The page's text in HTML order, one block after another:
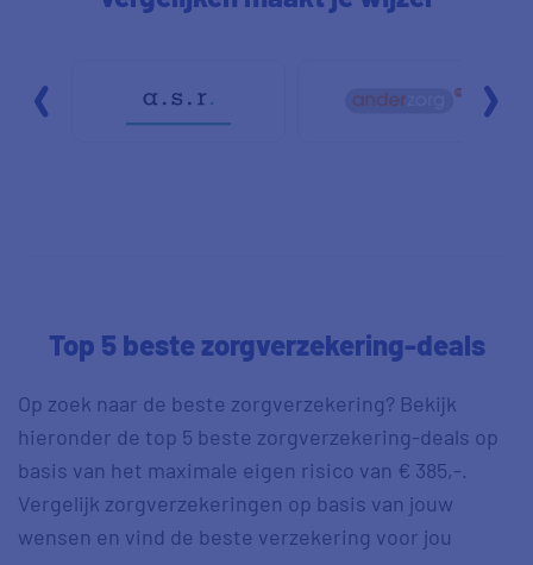
Top 5 beste zorgverzekering-deals
Op zoek naar de beste zorgverzekering? Bekijk
hieronder de top 5 beste zorgverzekering-deals op
basis van het maximale eigen risico van € 385,-.
Vergelijk zorgverzekeringen op basis van jouw
wensen en vind de beste verzekering voor jou